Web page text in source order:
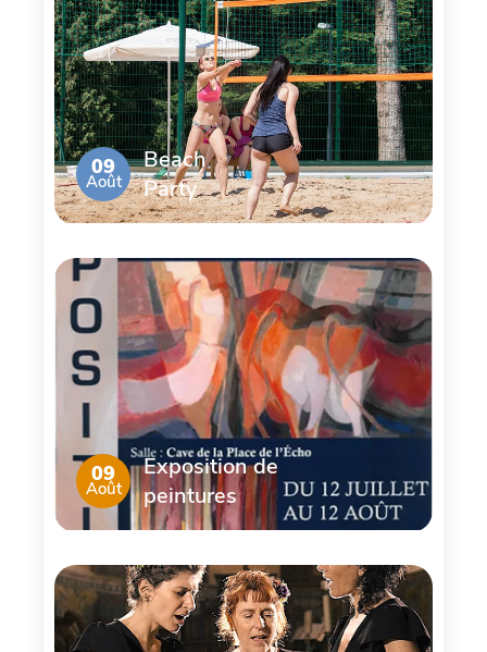
09
Août
Beach
Party
09
Août
Exposition de
peintures